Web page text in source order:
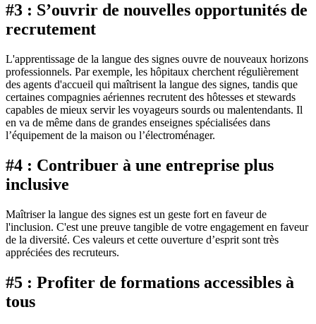
#3 : S’ouvrir de nouvelles opportunités de
recrutement
L'apprentissage de la langue des signes ouvre de nouveaux horizons
professionnels. Par exemple, les hôpitaux cherchent régulièrement
des agents d'accueil qui maîtrisent la langue des signes, tandis que
certaines compagnies aériennes recrutent des hôtesses et stewards
capables de mieux servir les voyageurs sourds ou malentendants. Il
en va de même dans de grandes enseignes spécialisées dans
l’équipement de la maison ou l’électroménager.
#4 : Contribuer à une entreprise plus
inclusive
Maîtriser la langue des signes est un geste fort en faveur de
l'inclusion. C'est une preuve tangible de votre engagement en faveur
de la diversité. Ces valeurs et cette ouverture d’esprit sont très
appréciées des recruteurs.
#5 : Profiter de formations accessibles à
tous